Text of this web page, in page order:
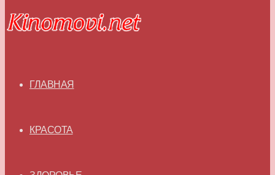
ГЛАВНАЯ
КРАСОТА